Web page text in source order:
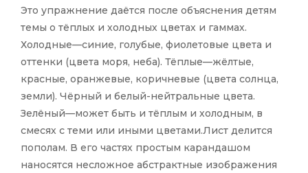
Это упражнение даётся после объяснения детям
темы о тёплых и холодных цветах и гаммах.
Холодные—синие, голубые, фиолетовые цвета и
оттенки (цвета моря, неба). Тёплые—жёлтые,
красные, оранжевые, коричневые (цвета солнца,
земли). Чёрный и белый-нейтральные цвета.
Зелёный—может быть и тёплым и холодным, в
смесях с теми или иными цветами.Лист делится
пополам. В его частях простым карандашом
наносятся несложное абстрактные изображения